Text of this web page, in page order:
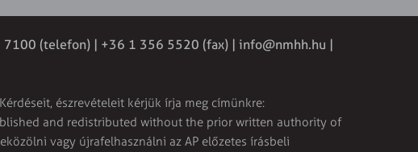
7100 (telefon) | +36 1 356 5520 (fax) | info@nmhh.hu |
észrevételeit kérjük írja meg címünkre:
and redistributed without the prior written authority of
vagy újrafelhasználni az AP előzetes írásbeli